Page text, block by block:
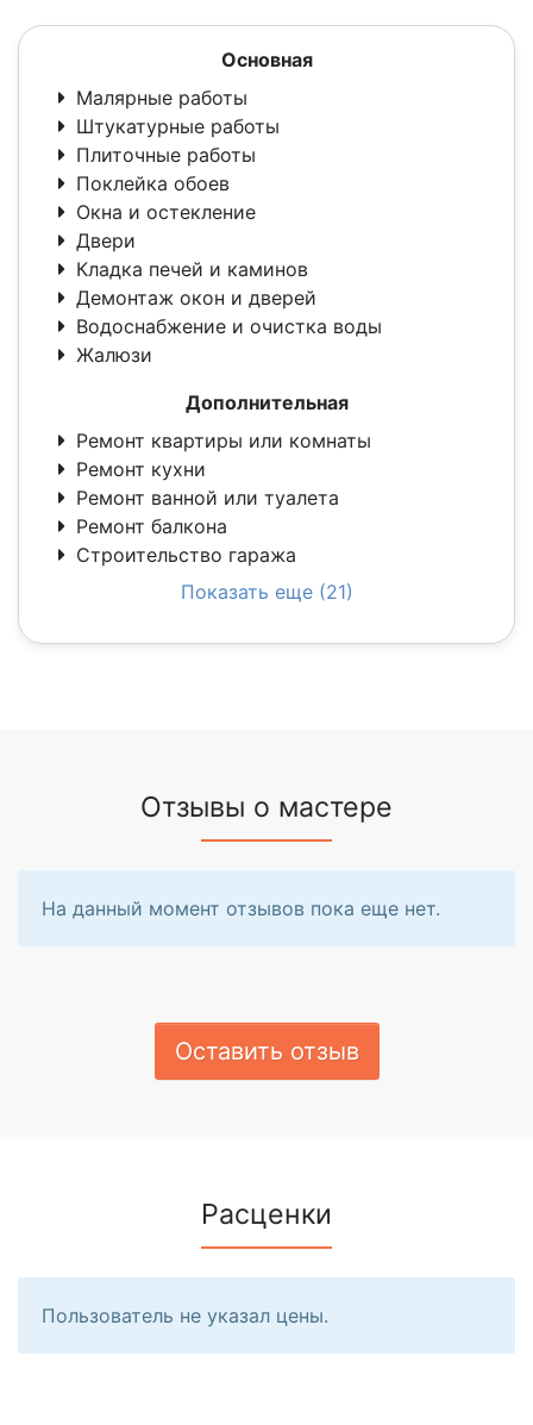
Основная
Малярные работы
Штукатурные работы
Плиточные работы
Поклейка обоев
Окна и остекление
Двери
Кладка печей и каминов
Демонтаж окон и дверей
Водоснабжение и очистка воды
Жалюзи
Дополнительная
Ремонт квартиры или комнаты
Ремонт кухни
Ремонт ванной или туалета
Ремонт балкона
Строительство гаража
Показать еще (21)
Отзывы о мастере
На данный момент отзывов пока еще нет.
Оставить отзыв
Расценки
Пользователь не указал цены.